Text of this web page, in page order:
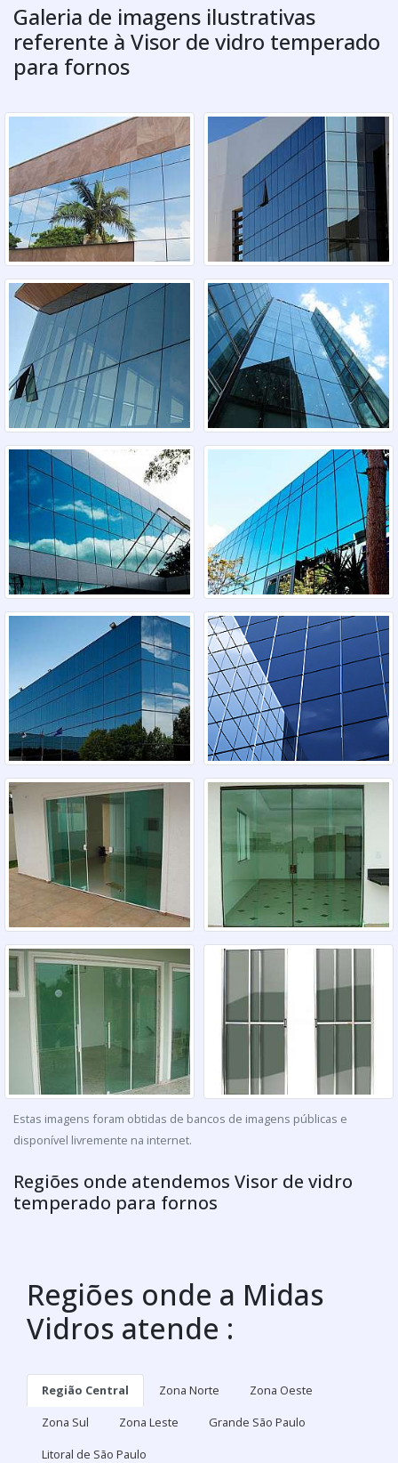
Galeria de imagens ilustrativas
referente à Visor de vidro temperado
para fornos
Estas imagens foram obtidas de bancos de imagens públicas e
disponível livremente na internet.
Regiões onde atendemos Visor de vidro
temperado para fornos
Regiões onde a Midas
Vidros atende :
Região Central Zona Norte
Zona Oeste
Zona Sul
Zona Leste
Grande São Paulo
Litoral de São Paulo